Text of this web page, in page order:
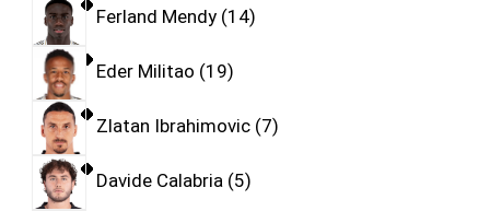
Ferland Mendy 14
Eder Militao 19
Zlatan Ibrahimovic 7
Davide Calabria 5